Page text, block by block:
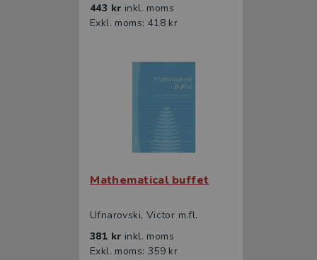
443 kr inkl. moms
Exkl. moms: 418 kr
Mathematical buffet
Ufnarovski, Victor m.fl.
381 kr inkl. moms
Exkl. moms: 359 kr